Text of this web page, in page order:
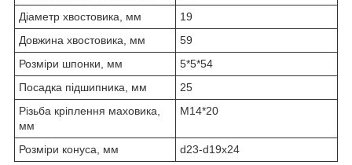
Діаметр хвостовика, мм
19
Довжина хвостовика, мм
59
Розміри шпонки, мм
5*5*54
Посадка підшипника, мм
25
Різьба кріплення маховика,
мм
М14*20
Розміри конуса, мм d23-d19x24